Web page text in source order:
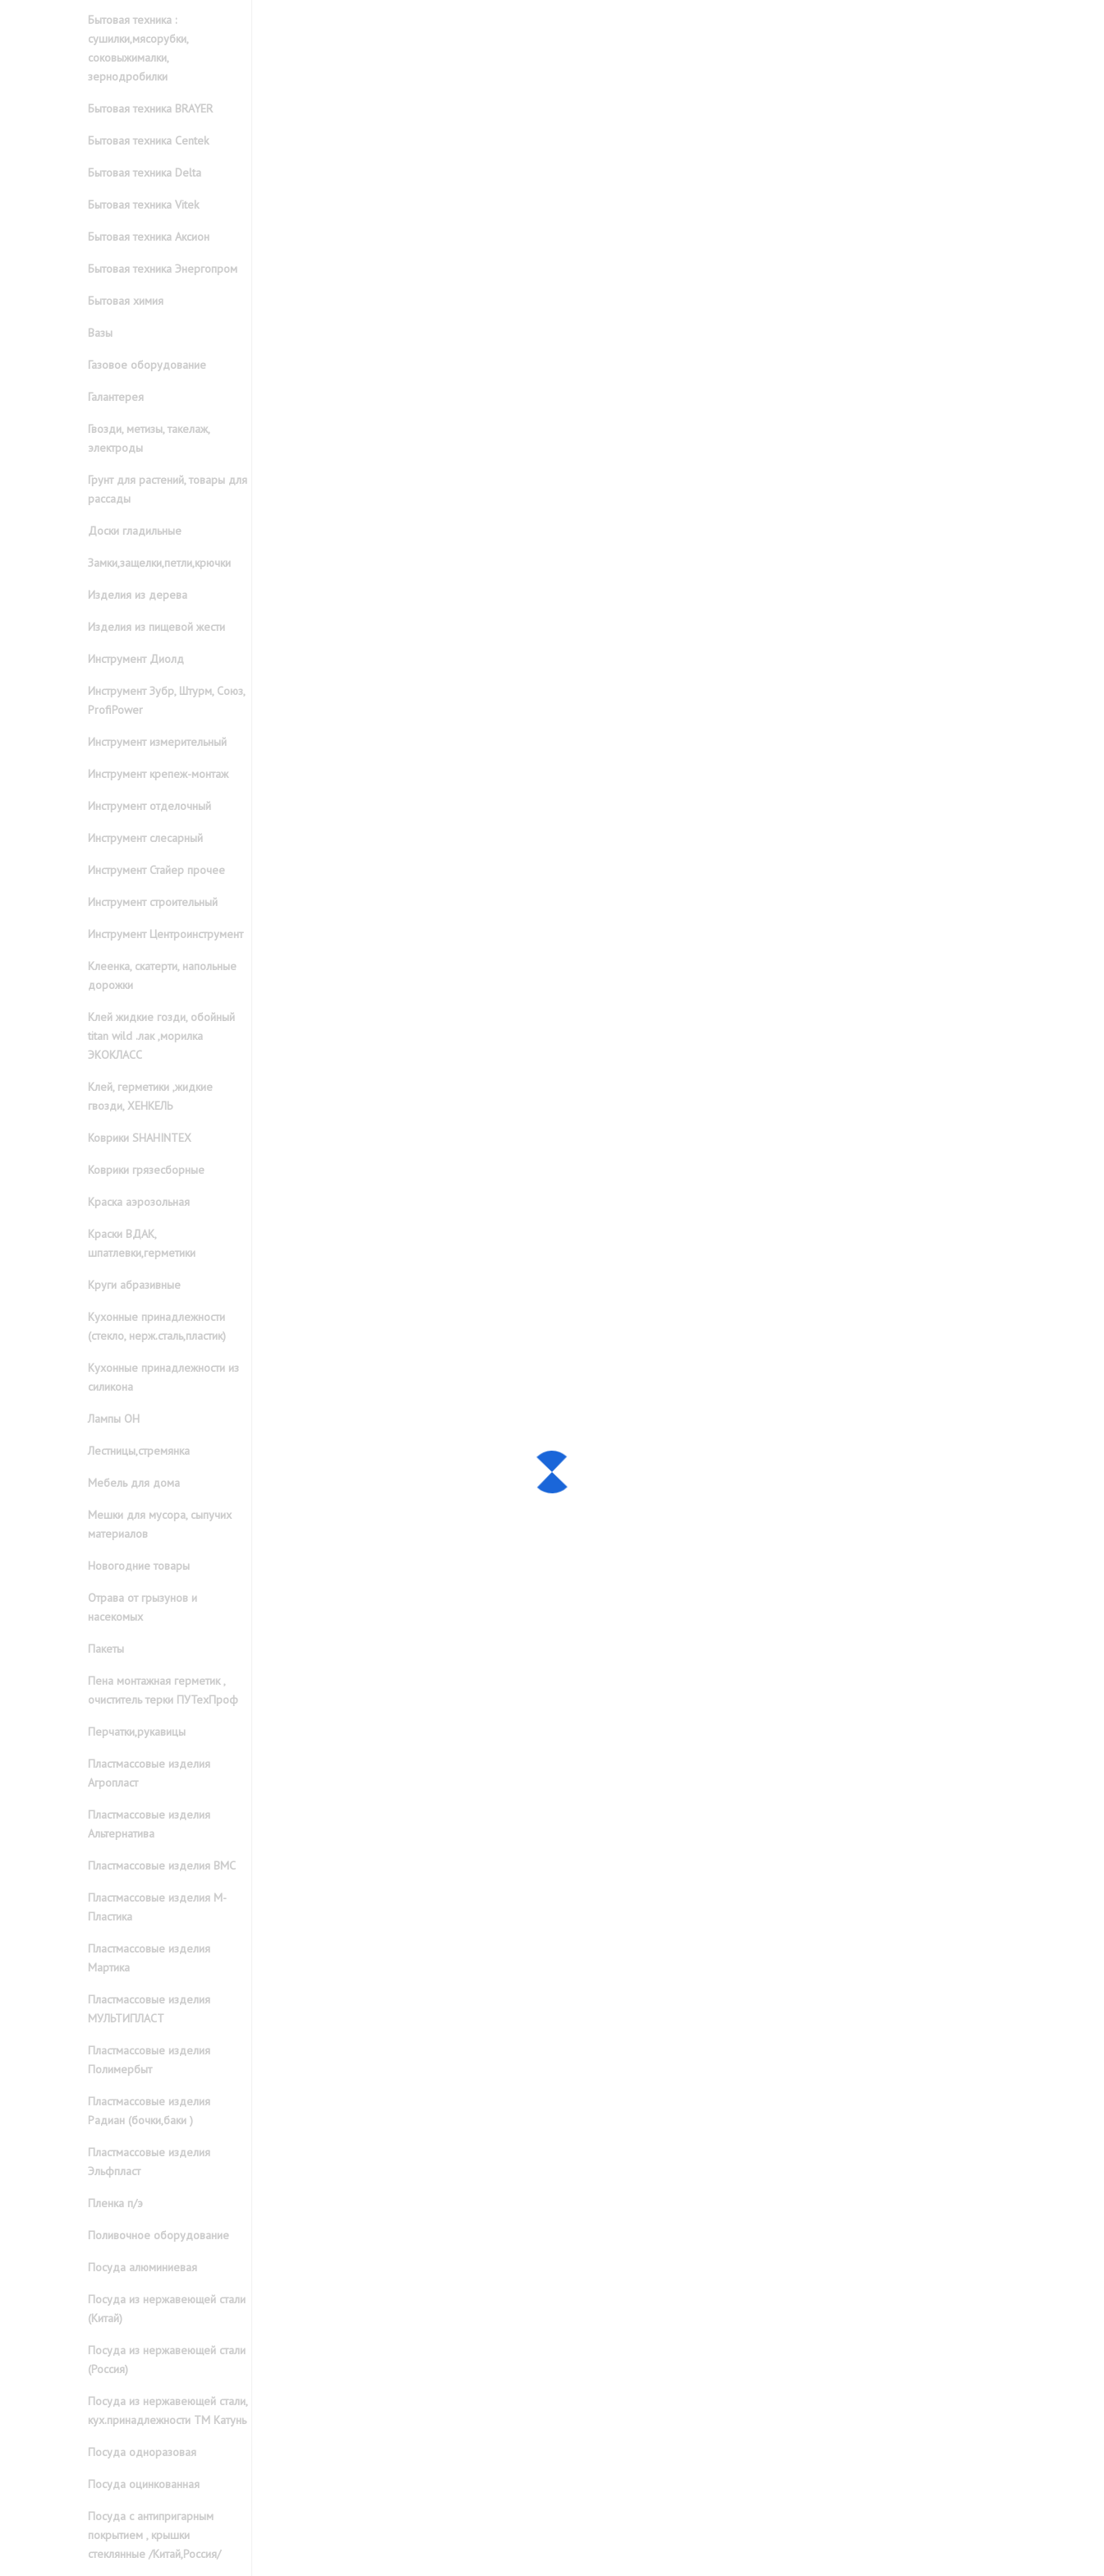
Бытовая техника :
сушилки,мясорубки,
соковыжималки,
зернодробилки
Бытовая техника BRAYER
Бытовая техника Centek
Бытовая техника Delta
Бытовая техника Vitek
Бытовая техника Аксион
Бытовая техника Энергопром
Бытовая химия
Вазы
Газовое оборудование
Галантерея
Гвозди, метизы, такелаж,
электроды
Грунт для растений, товары для
рассады
Доски гладильные
Замки,защелки,петли,крючки
Изделия из дерева
Изделия из пищевой жести
Инструмент Диолд
Инструмент Зубр, Штурм, Союз,
ProfiPower
Инструмент измерительный
Инструмент крепеж-монтаж
Инструмент отделочный
Инструмент слесарный
Инструмент Стайер прочее
Инструмент строительный
Инструмент Центроинструмент
Клеенка, скатерти, напольные
дорожки
Клей жидкие гозди, обойный
titan wild .лак ,морилка
ЭКОКЛАСС
Клей, герметики ,жидкие
гвозди, ХЕНКЕЛЬ
Коврики SHAHINTEX
Коврики грязесборные
Краска аэрозольная
Краски ВДАК,
шпатлевки,герметики
Круги абразивные
Кухонные принадлежности
(стекло, нерж.сталь,пластик)
Кухонные принадлежности из
силикона
Лампы ОН
Лестницы,стремянка
Мебель для дома
Мешки для мусора, сыпучих
материалов
Новогодние товары
Отрава от грызунов и
насекомых
Пакеты
Пена монтажная герметик ,
очиститель терки ПУТехПроф
Перчатки,рукавицы
Пластмассовые изделия
Агропласт
Пластмассовые изделия
Альтернатива
Пластмассовые изделия ВМС
Пластмассовые изделия М-
Пластика
Пластмассовые изделия
Мартика
Пластмассовые изделия
МУЛЬТИПЛАСТ
Пластмассовые изделия
Полимербыт
Пластмассовые изделия
Радиан (бочки,баки )
Пластмассовые изделия
Эльфпласт
Пленка п/э
Поливочное оборудование
Посуда алюминиевая
Посуда из нержавеющей стали
(Китай)
Посуда из нержавеющей стали
(Россия)
Посуда из нержавеющей стали,
кух.принадлежности ТМ Катунь
Посуда одноразовая
Посуда оцинкованная
Посуда с антипригарным
покрытием , крышки
стеклянные /Китай,Россия/